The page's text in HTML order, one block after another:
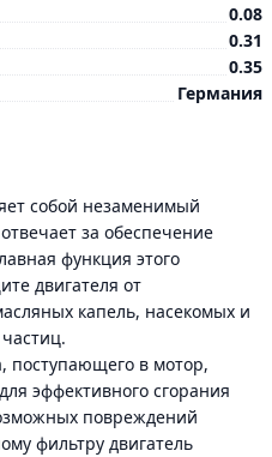
0.08
0.31
0.35
Германия
собой незаменимый
за обеспечение
функция этого
двигателя от
капель, насекомых и
поступающего в мотор,
эффективного сгорания
повреждений
фильтру двигатель